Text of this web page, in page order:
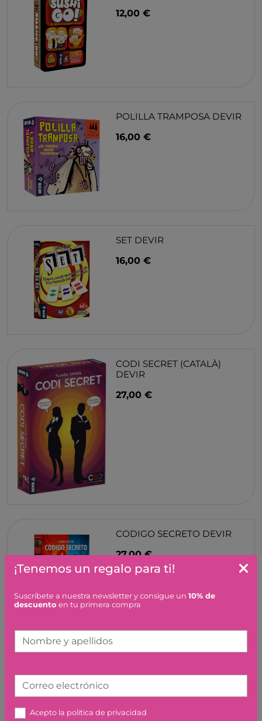
12,00 €
POLILLA TRAMPOSA DEVIR
16,00 €
SET DEVIR
16,00 €
CODI SECRET (CATALÀ)
DEVIR
27,00 €
CODIGO SECRETO DEVIR
27,00 €
16,00 €
¡Tenemos un regalo para ti!
Suscríbete a nuestra newsletter y consigue un 10% de
descuento en tu primera compra
Nombre y apellidos
Correo electrónico
Acepto la política de privacidad